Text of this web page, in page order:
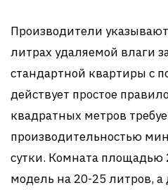
Производители
литрах удаляемой влаги
стандартной квартиры с
действует простое
квадратных метров
производительностью
сутки. Комната площадью
модель на 20-25 литров,